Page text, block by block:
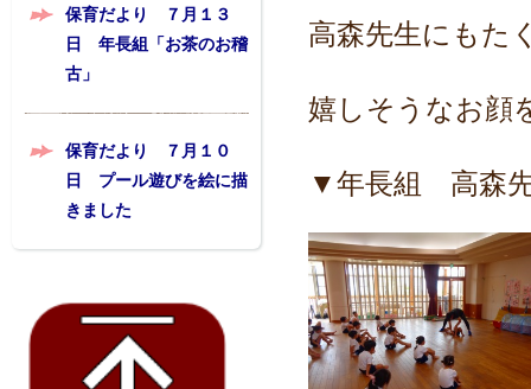
保育だより ７月１３
日 年長組「お茶のお稽
古」
保育だより ７月１０
日 プール遊びを絵に描
きました
高森先生にもた
嬉しそうなお顔
▼年長組 高森